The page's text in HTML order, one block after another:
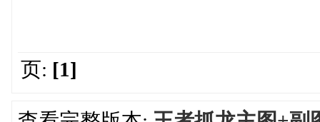
页: [1]